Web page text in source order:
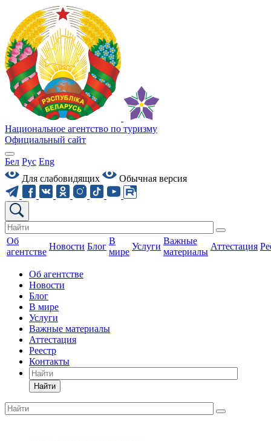
Национальное агентство по туризму
Официальный сайт
Бел Рус Eng
Для слабовидящих
Обычная версия
Об
агентстве
Новости Блог
В
мире
Услуги
Важные
материалы
Аттестация
Об агентстве
Новости
Блог
В мире
Услуги
Важные материалы
Аттестация
Реестр
Контакты
Найти